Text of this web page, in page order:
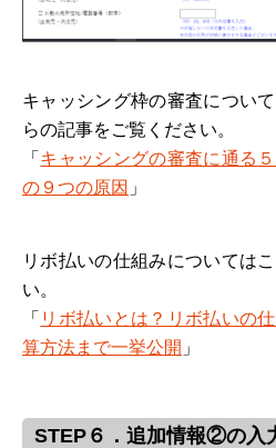
キャッシング枠の審査につい
らの記事をご覧ください。
「 キャッシングの審査に通る
の９つの原因 」
リボ払いの仕組みについては
い。
「 リボ払いとは？リボ払いの
算方法まで一挙公開 」
STEP６．追加情報②の入